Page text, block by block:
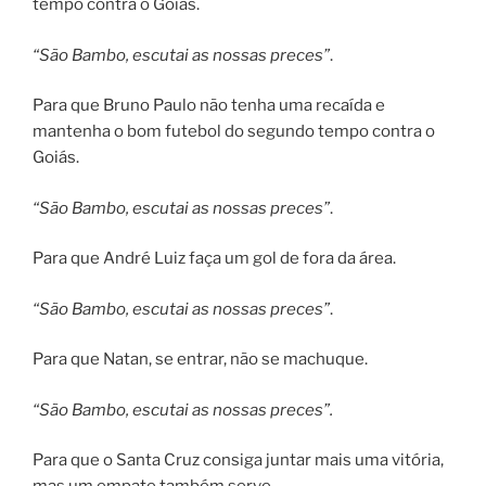
tempo contra o Goiás.
“São Bambo, escutai as nossas preces”.
Para que Bruno Paulo não tenha uma recaída e
mantenha o bom futebol do segundo tempo contra o
Goiás.
“São Bambo, escutai as nossas preces”.
Para que André Luiz faça um gol de fora da área.
“São Bambo, escutai as nossas preces”.
Para que Natan, se entrar, não se machuque.
“São Bambo, escutai as nossas preces”.
Para que o Santa Cruz consiga juntar mais uma vitória,